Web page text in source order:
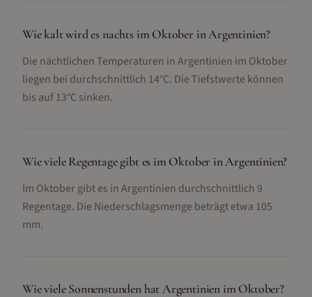
Wie kalt wird es nachts im Oktober in Argentinien?
Die nächtlichen Temperaturen in Argentinien im Oktober
liegen bei durchschnittlich 14°C. Die Tiefstwerte können
bis auf 13°C sinken.
Wie viele Regentage gibt es im Oktober in Argentinien?
Im Oktober gibt es in Argentinien durchschnittlich 9
Regentage. Die Niederschlagsmenge beträgt etwa 105
mm.
Wie viele Sonnenstunden hat Argentinien im Oktober?